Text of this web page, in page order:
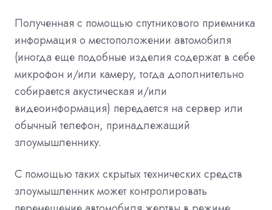
Полученная с помощью спутникового приемника
информация о местоположении автомобиля
(иногда еще подобные изделия содержат в себе
микрофон и/или камеру, тогда дополнительно
собирается акустическая и/или
видеоинформация) передается на сервер или
обычный телефон, принадлежащий
злоумышленнику.
С помощью таких скрытых технических средств
злоумышленник может контролировать